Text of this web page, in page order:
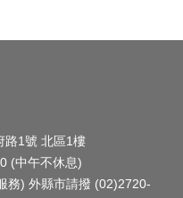
路1號 北區1樓
(中午不休息)
務) 外縣市請撥 (02)2720-